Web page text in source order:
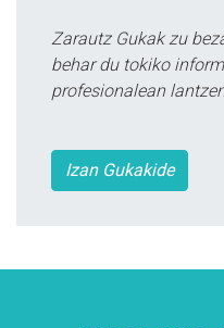
Zarautz Gukak zu
behar du tokiko
profesionalean
Izan Gukakide